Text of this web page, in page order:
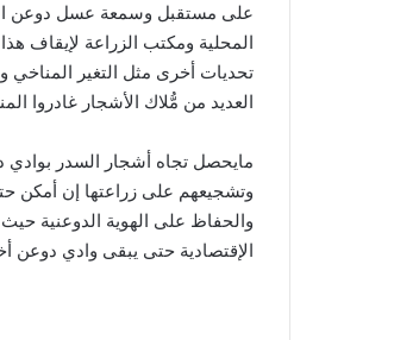
على مستقبل وسمعة عسل دوعن
المحلية ومكتب الزراعة لإيقاف
تحديات أخرى مثل التغير المناخي
العديد من مُّلاك الأشجار غادروا
مايحصل تجاه أشجار السدر بوادي
وتشجيعهم على زراعتها إن أمكن
والحفاظ على الهوية الدوعنية
الإقتصادية حتى يبقى وادي دوعن